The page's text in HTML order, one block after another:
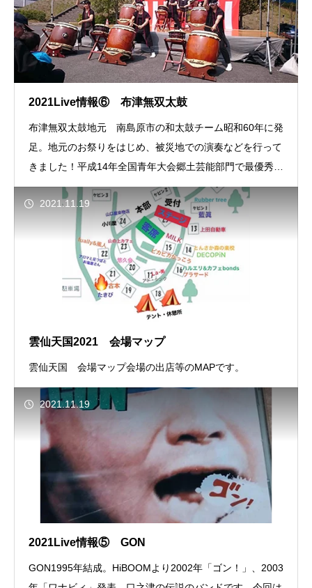
2021Live情報⑥ 布津無双太鼓
布津無双太鼓地元 南島原市の和太鼓チーム昭和60年に発
足。地元のお祭りをはじめ、被災地での演奏などを行って
きました！平成14年全国青年大会郷土芸能部門で最優秀を
獲得。
2021.11.19
雲仙天国2021 会場マップ
雲仙天国 会場マップ会場の出店等のMAPです。
2021.11.19
2021Live情報⑤ GON
GON1995年結成。HiBOOMより2002年「ゴン！」、2003